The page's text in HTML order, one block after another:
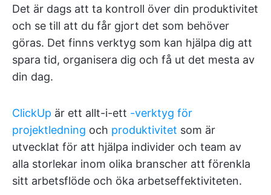
Det är dags att ta kontroll över din produktivitet
och se till att du får gjort det som behöver
göras. Det finns verktyg som kan hjälpa dig att
spara tid, organisera dig och få ut det mesta av
din dag.
ClickUp är ett allt-i-ett -verktyg för
projektledning och produktivitet som är
utvecklat för att hjälpa individer och team av
alla storlekar inom olika branscher att förenkla
sitt arbetsflöde och öka arbetseffektiviteten.